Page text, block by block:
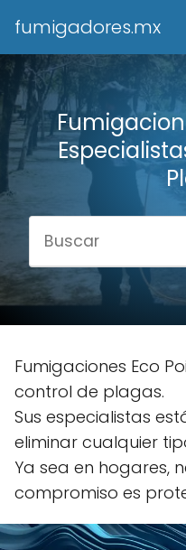
fumigadores.mx
Fumigaciones Eco
control de plagas.
Sus especialistas
eliminar cualquier
Ya sea en hogares,
compromiso es